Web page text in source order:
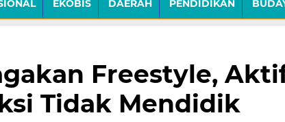
EKOBIS DAERAH PENDIDIKAN
Freestyle,
Tidak Mendidik